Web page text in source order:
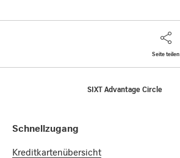
Seite teilen
SIXT Advantage Circle
Footer Navigation
Schnellzugang
Kreditkartenübersicht